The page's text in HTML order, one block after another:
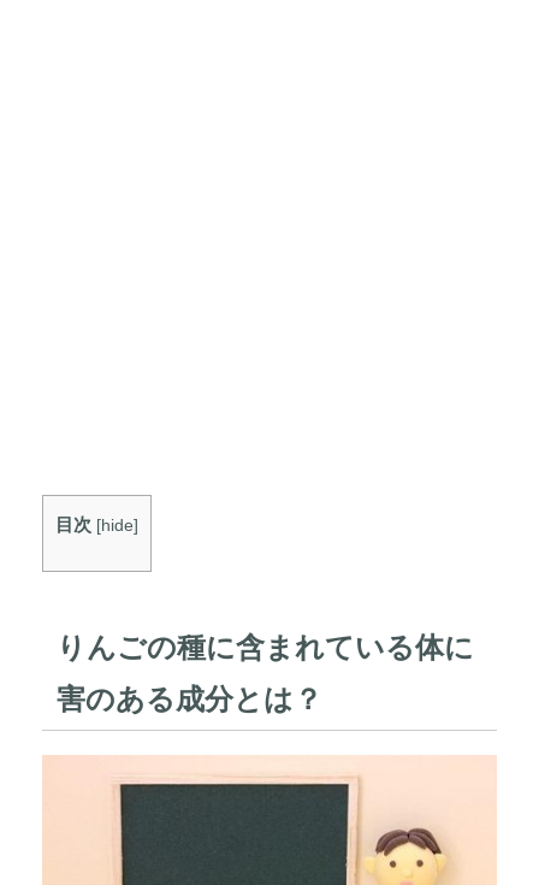
目次 [hide]
りんごの種に含まれている体に
害のある成分とは？